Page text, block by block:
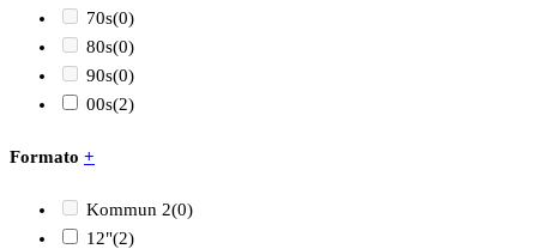
70s(0)
80s(0)
90s(0)
00s(2)
Formato +
Kommun 2(0)
12"(2)